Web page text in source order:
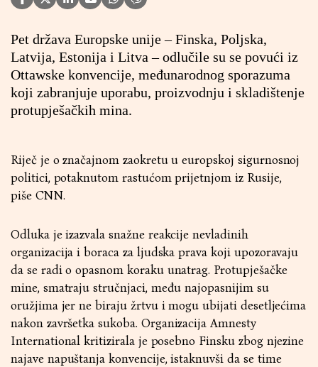
Pet država Europske unije – Finska, Poljska,
Latvija, Estonija i Litva – odlučile su se povući iz
Ottawske konvencije, međunarodnog sporazuma
koji zabranjuje uporabu, proizvodnju i skladištenje
protupješačkih mina.
Riječ je o značajnom zaokretu u europskoj sigurnosnoj
politici, potaknutom rastućom prijetnjom iz Rusije,
piše CNN.
Odluka je izazvala snažne reakcije nevladinih
organizacija i boraca za ljudska prava koji upozoravaju
da se radi o opasnom koraku unatrag. Protupješačke
mine, smatraju stručnjaci, među najopasnijim su
oružjima jer ne biraju žrtvu i mogu ubijati desetljećima
nakon završetka sukoba. Organizacija Amnesty
International kritizirala je posebno Finsku zbog njezine
najave napuštanja konvencije, istaknuvši da se time